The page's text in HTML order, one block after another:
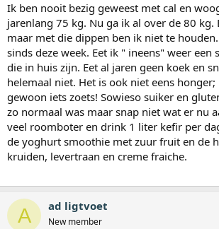
Ik ben nooit bezig geweest met cal en
jarenlang 75 kg. Nu ga ik al over de 80 kg.
maar met die dippen ben ik niet te
sinds deze week. Eet ik " ineens" weer
die in huis zijn. Eet al jaren geen koek en
helemaal niet. Het is ook niet eens
gewoon iets zoets! Sowieso suiker en
zo normaal was maar snap niet wat er nu
veel roomboter en drink 1 liter kefir per
de yoghurt smoothie met zuur fruit en de
kruiden, levertraan en creme fraiche.
A ad ligtvoet
New member